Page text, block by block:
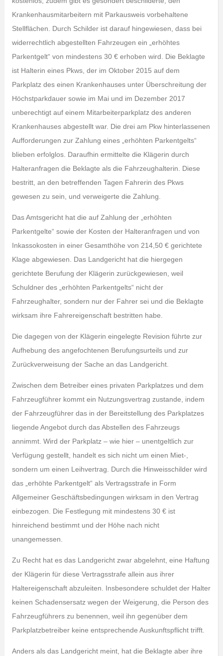
Krankenhausmitarbeitern mit Parkausweis vorbehaltene
Stellflächen. Durch Schilder ist darauf hingewiesen, dass bei
widerrechtlich abgestellten Fahrzeugen ein „erhöhtes
Parkentgelt“ von mindestens 30 € erhoben wird. Die Beklagte
ist Halterin eines Pkws, der im Oktober 2015 auf dem
Parkplatz des einen Krankenhauses unter Überschreitung der
Höchstparkdauer sowie im Mai und im Dezember 2017
unberechtigt auf einem Mitarbeiterparkplatz des anderen
Krankenhauses abgestellt war. Die drei am Pkw hinterlassenen
Aufforderungen zur Zahlung eines „erhöhten Parkentgelts“
blieben erfolglos. Daraufhin ermittelte die Klägerin durch
Halteranfragen die Beklagte als die Fahrzeughalterin. Diese
bestritt, an den betreffenden Tagen Fahrerin des Pkws
gewesen zu sein, und verweigerte die Zahlung.
Das Amtsgericht hat die auf Zahlung der „erhöhten
Parkentgelte“ sowie der Kosten der Halteranfragen und von
Inkassokosten in einer Gesamthöhe von 214,50 € gerichtete
Klage abgewiesen. Das Landgericht hat die hiergegen
gerichtete Berufung der Klägerin zurückgewiesen, weil
Schuldner des „erhöhten Parkentgelts“ nicht der
Fahrzeughalter, sondern nur der Fahrer sei und die Beklagte
wirksam ihre Fahrereigenschaft bestritten habe.
Die dagegen von der Klägerin eingelegte Revision führte zur
Aufhebung des angefochtenen Berufungsurteils und zur
Zurückverweisung der Sache an das Landgericht.
Zwischen dem Betreiber eines privaten Parkplatzes und dem
Fahrzeugführer kommt ein Nutzungsvertrag zustande, indem
der Fahrzeugführer das in der Bereitstellung des Parkplatzes
liegende Angebot durch das Abstellen des Fahrzeugs
annimmt. Wird der Parkplatz – wie hier – unentgeltlich zur
Verfügung gestellt, handelt es sich nicht um einen Miet-,
sondern um einen Leihvertrag. Durch die Hinweisschilder wird
das „erhöhte Parkentgelt“ als Vertragsstrafe in Form
Allgemeiner Geschäftsbedingungen wirksam in den Vertrag
einbezogen. Die Festlegung mit mindestens 30 € ist
hinreichend bestimmt und der Höhe nach nicht
unangemessen.
Zu Recht hat es das Landgericht zwar abgelehnt, eine Haftung
der Klägerin für diese Vertragsstrafe allein aus ihrer
Haltereigenschaft abzuleiten. Insbesondere schuldet der Halter
keinen Schadensersatz wegen der Weigerung, die Person des
Fahrzeugführers zu benennen, weil ihn gegenüber dem
Parkplatzbetreiber keine entsprechende Auskunftspflicht trifft.
Anders als das Landgericht meint, hat die Beklagte aber ihre